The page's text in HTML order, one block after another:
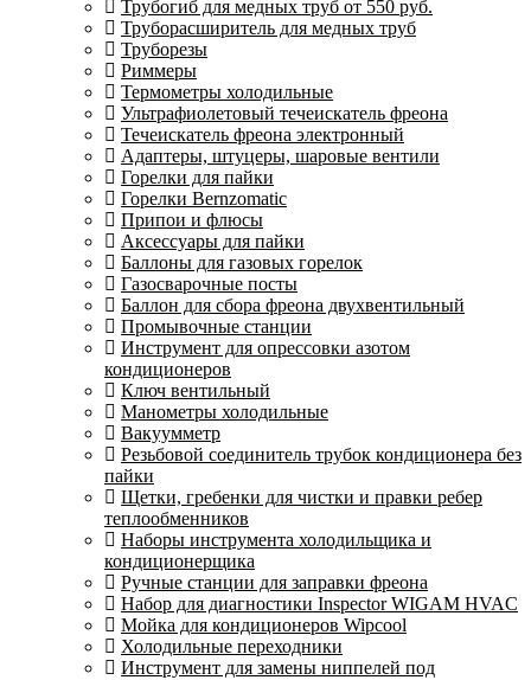
Трубогиб для медных труб от 550 руб.
Труборасширитель для медных труб
Труборезы
Риммеры
Термометры холодильные
Ультрафиолетовый течеискатель фреона
Течеискатель фреона электронный
Адаптеры, штуцеры, шаровые вентили
Горелки для пайки
Горелки Bernzomatic
Припои и флюсы
Аксессуары для пайки
Баллоны для газовых горелок
Газосварочные посты
Баллон для сбора фреона двухвентильный
Промывочные станции
Инструмент для опрессовки азотом
кондиционеров
Ключ вентильный
Манометры холодильные
Вакуумметр
Резьбовой соединитель трубок кондиционера без
пайки
Щетки, гребенки для чистки и правки ребер
теплообменников
Наборы инструмента холодильщика и
кондиционерщика
Ручные станции для заправки фреона
Набор для диагностики Inspector WIGAM HVAC
Мойка для кондиционеров Wipcool
Холодильные переходники
Инструмент для замены ниппелей под